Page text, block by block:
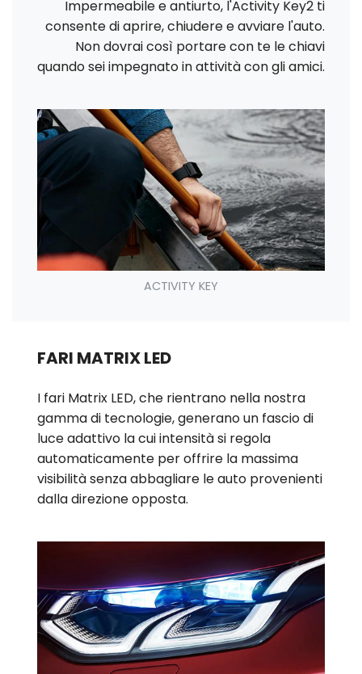
Impermeabile e antiurto, l'Activity Key2 ti
consente di aprire, chiudere e avviare l'auto.
Non dovrai così portare con te le chiavi
quando sei impegnato in attività con gli amici.
ACTIVITY KEY
FARI MATRIX LED
I fari Matrix LED, che rientrano nella nostra
gamma di tecnologie, generano un fascio di
luce adattivo la cui intensità si regola
automaticamente per offrire la massima
visibilità senza abbagliare le auto provenienti
dalla direzione opposta.